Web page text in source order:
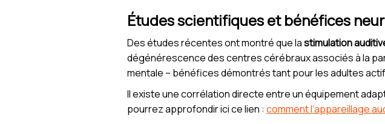
Études scientifiques et bénéfices
Des études récentes ont montré que lastimulation
dégénérescence des centres cérébraux associés à la
mentale – bénéfices démontrés tant pour les adultes
Il existe une corrélation directe entre un équipement
pourrez approfondir ici ce lien : comment l’appareillage